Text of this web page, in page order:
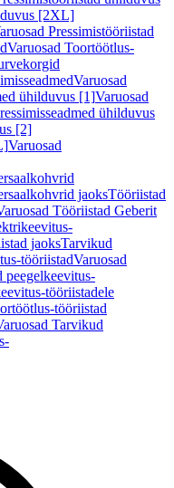
[2XL]
Pressimistööriistad
Varuosad Toortöötlus-
Varuosad
ühilduvus [1]Varuosad
ühilduvus
[2]
Varuosad
jaoksTööriistad
Tööriistad Geberit
jaoksTarvikud
tööriistadVaruosad
peegelkeevitus-
tööriistadele
tööriistad
Tarvikud